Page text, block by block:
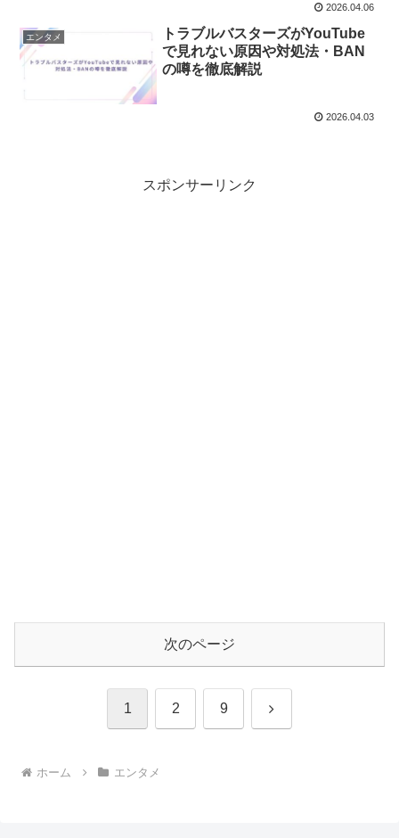
2026.04.06
エンタメ
トラブルバスターズがYouTube
で見れない原因や対処法・BAN
の噂を徹底解説
2026.04.03
スポンサーリンク
次のページ
1 2 9 次
ホーム エンタメ